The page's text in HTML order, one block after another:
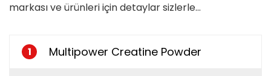
markası ve ürünleri için detaylar sizlerle…
1 Multipower Creatine Powder